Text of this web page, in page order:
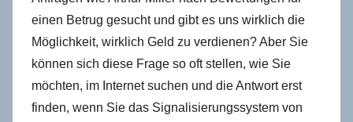
einen Betrug gesucht und gibt es uns wirklich die
Möglichkeit, wirklich Geld zu verdienen? Aber Sie
können sich diese Frage so oft stellen, wie Sie
möchten, im Internet suchen und die Antwort erst
finden, wenn Sie das Signalisierungssystem von